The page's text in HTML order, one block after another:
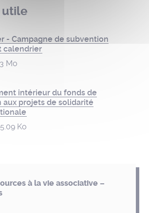
à la vie associative –
utile
- Campagne de subvention
calendrier
Mo
intérieur du fonds de
aux projets de solidarité
Ko